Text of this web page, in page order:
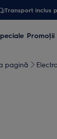
Transport inclus
Promoţii
pagină